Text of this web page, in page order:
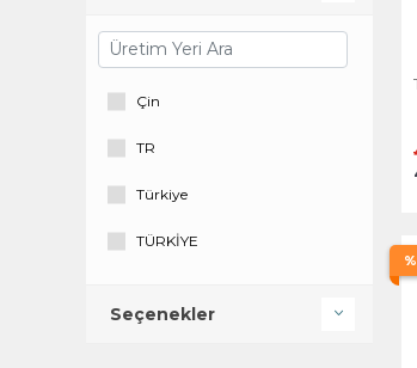
Çin
TR
Türkiye
TÜRKİYE
Seçenekler